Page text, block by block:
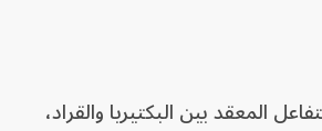
المعقد بين البكتيريا والقراد،